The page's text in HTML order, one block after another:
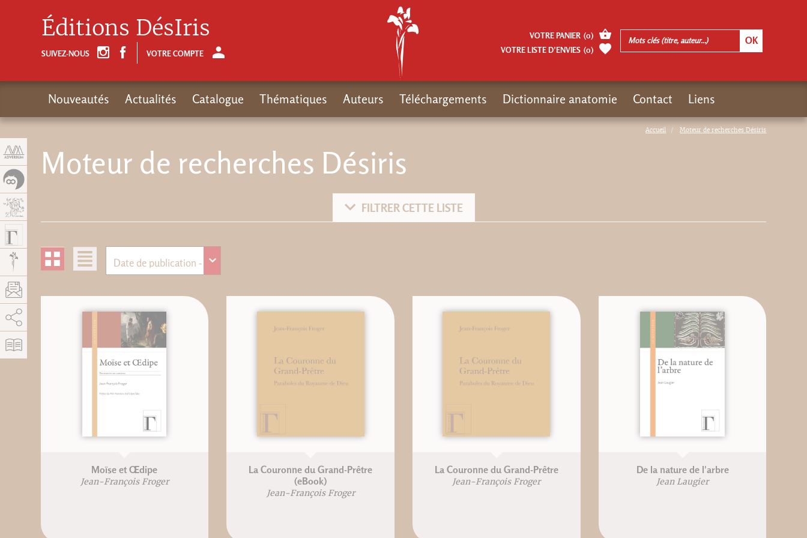
Accueil Moteur de recherches Désiris
Moteur de recherches Désiris
FILTRER CETTE LISTE
Moïse et Œdipe
Jean-François Froger
La Couronne du Grand-Prêtre
(eBook)
Jean-François Froger
La Couronne du Grand-Prêtre
Jean-François Froger
De la nature de l'arbre
Jean Laugier
Éditions DésIris
SUIVEZ-NOUS VOTRE COMPTE
VOTRE PANIER (0)
VOTRE LISTE D’ENVIES (0)
Nouveautés Actualités Catalogue Thématiques Auteurs Téléchargements Dictionnaire anatomie Contact Liens
AddThis est désactivé. Autoriser